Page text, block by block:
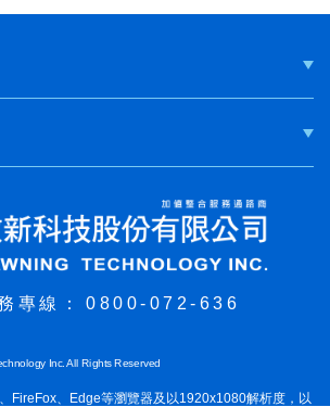
專線： 0800-072-636
Inc. All Rights Reserved
FireFox、Edge等瀏覽器及以1920x1080解析度，以